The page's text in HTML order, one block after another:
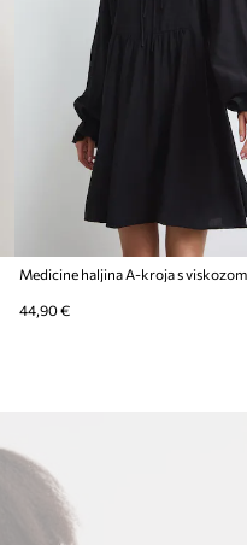
Medicine haljina A-kroja s viskozom
44,90 €